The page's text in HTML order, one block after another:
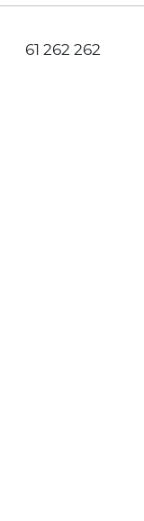
61 262 262